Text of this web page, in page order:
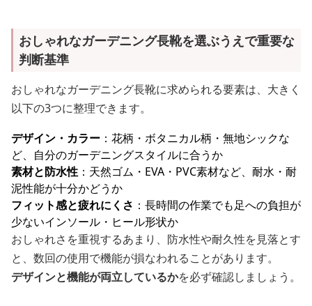
おしゃれなガーデニング長靴を選ぶうえで重要な
判断基準
おしゃれなガーデニング長靴に求められる要素は、大きく
以下の3つに整理できます。
デザイン・カラー ：花柄・ボタニカル柄・無地シックな
ど、自分のガーデニングスタイルに合うか
素材と防水性 ：天然ゴム・EVA・PVC素材など、耐水・耐
泥性能が十分かどうか
フィット感と疲れにくさ ：長時間の作業でも足への負担が
少ないインソール・ヒール形状か
おしゃれさを重視するあまり、防水性や耐久性を見落とす
と、数回の使用で機能が損なわれることがあります。
デザインと機能が両立しているかを必ず確認しましょう。